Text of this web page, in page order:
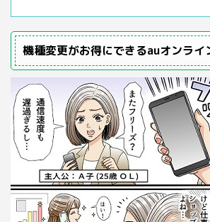
機種変更がお得にできるauオンライ